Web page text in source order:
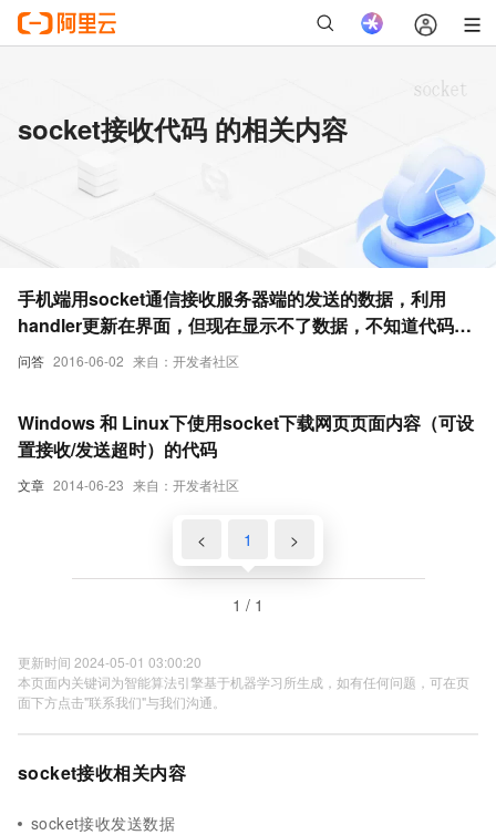
socket接收代码 的相关内容
问答 2016-06-02 来自：开发者社区
手机端用socket通信接收服务器端的发送的数据，利用
handler更新在界面，但现在显示不了数据，不知道代码哪
里出问题了。
文章 2014-06-23 来自：开发者社区
Windows 和 Linux下使用socket下载网页页面内容（可设
置接收/发送超时）的代码
< 1 >
1 / 1
更新时间 2024-05-01 03:00:20
本页面内关键词为智能算法引擎基于机器学习所生成，如有任何问题，可在页
面下方点击"联系我们"与我们沟通。
socket接收相关内容
socket接收发送数据